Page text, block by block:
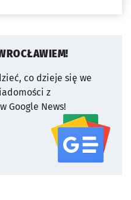
co dzieje się we
z
Google News!
serwisu